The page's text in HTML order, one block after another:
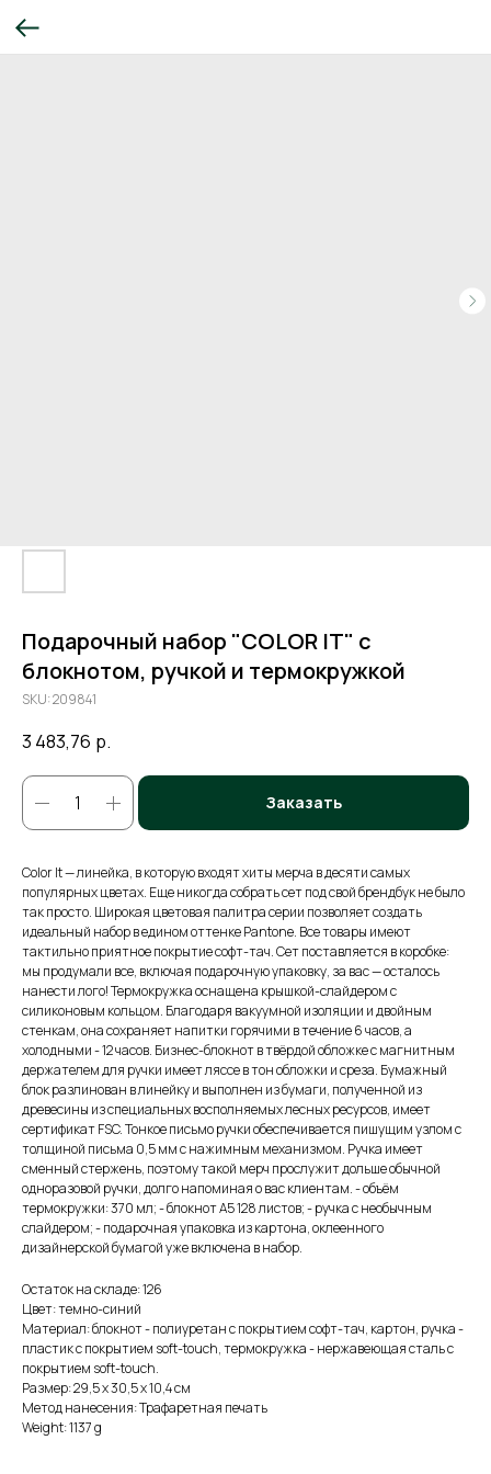
Подарочный набор "COLOR IT" c
блокнотом, ручкой и термокружкой
SKU:209841
3 483,76 р.
Заказать
Color It — линейка, в которую входят хиты мерча в десяти самых
популярных цветах. Еще никогда собрать сет под свой брендбук не было
так просто. Широкая цветовая палитра серии позволяет создать
идеальный набор в едином оттенке Pantone. Все товары имеют
тактильно приятное покрытие софт-тач. Сет поставляется в коробке:
мы продумали все, включая подарочную упаковку, за вас — осталось
нанести лого! Термокружка оснащена крышкой-слайдером с
силиконовым кольцом. Благодаря вакуумной изоляции и двойным
стенкам, она сохраняет напитки горячими в течение 6 часов, а
холодными - 12 часов. Бизнес-блокнот в твёрдой обложке с магнитным
держателем для ручки имеет ляссе в тон обложки и среза. Бумажный
блок разлинован в линейку и выполнен из бумаги, полученной из
древесины из специальных восполняемых лесных ресурсов, имеет
сертификат FSC. Тонкое письмо ручки обеспечивается пишущим узлом с
толщиной письма 0,5 мм с нажимным механизмом. Ручка имеет
сменный стержень, поэтому такой мерч прослужит дольше обычной
одноразовой ручки, долго напоминая о вас клиентам. - объём
термокружки: 370 мл; - блокнот А5 128 листов; - ручка с необычным
слайдером; - подарочная упаковка из картона, оклеенного
дизайнерской бумагой уже включена в набор.
Остаток на складе: 126
Цвет: темно-синий
Материал: блокнот - полиуретан с покрытием софт-тач, картон, ручка -
пластик с покрытием soft-touch, термокружка - нержавеющая сталь с
покрытием soft-touch.
Размер: 29,5 х 30,5 х 10,4 см
Метод нанесения: Трафаретная печать
Weight: 1137 g